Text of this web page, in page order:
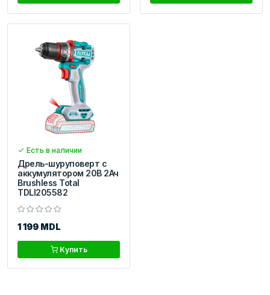
Есть в наличии
Дрель-шуруповерт с
аккумулятором 20В 2Ач
Brushless Total
TDLI205582
1 199 MDL
Купить